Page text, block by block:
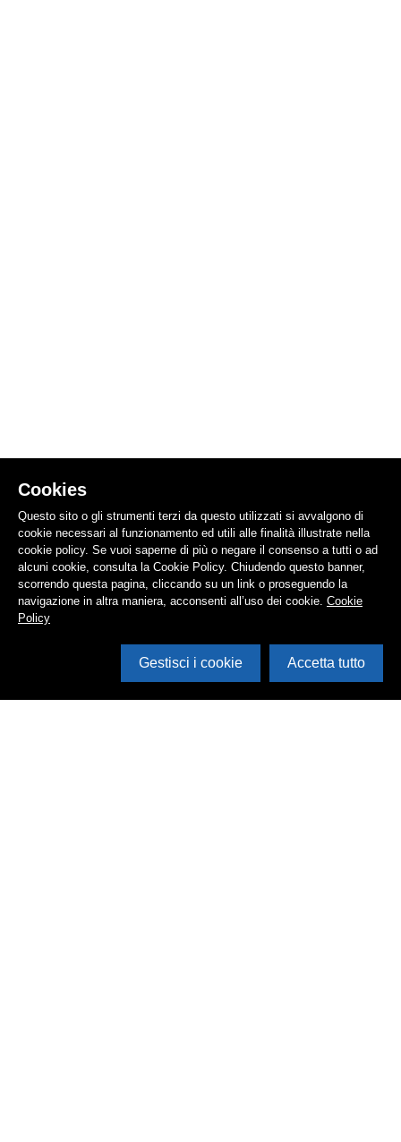
Cookies
Questo sito o gli strumenti terzi da questo utilizzati si avvalgono di
cookie necessari al funzionamento ed utili alle finalità illustrate nella
cookie policy. Se vuoi saperne di più o negare il consenso a tutti o ad
alcuni cookie, consulta la Cookie Policy. Chiudendo questo banner,
scorrendo questa pagina, cliccando su un link o proseguendo la
navigazione in altra maniera, acconsenti all’uso dei cookie. Cookie
Policy
Gestisci i cookie Accetta tutto